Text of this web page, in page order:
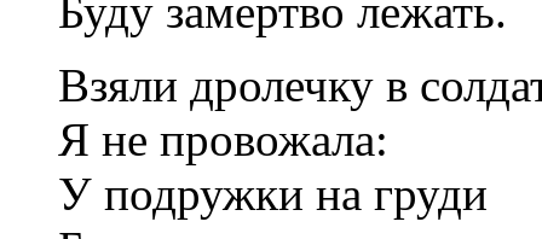
Буду замертво лежать.
Взяли дролечку в
Я не провожала:
У подружки на груди